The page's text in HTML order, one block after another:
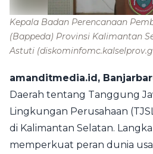
Kepala Badan Perencanaan
(Bappeda) Provinsi Kalimantan
Astuti
amanditmedia.id,
Daerah tentang Tanggung
Lingkungan Perusahaan
di Kalimantan Selatan.
memperkuat peran dunia